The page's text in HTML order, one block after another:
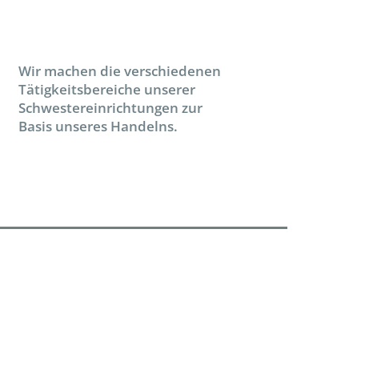
Wir machen die verschiedenen
Tätigkeitsbereiche unserer
Schwestereinrichtungen zur
Basis unseres Handelns.